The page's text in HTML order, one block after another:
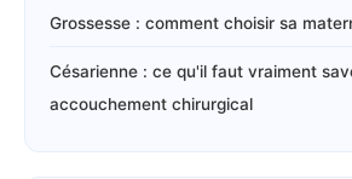
Grossesse : comment choisir sa
Césarienne : ce qu'il faut vraiment
accouchement chirurgical